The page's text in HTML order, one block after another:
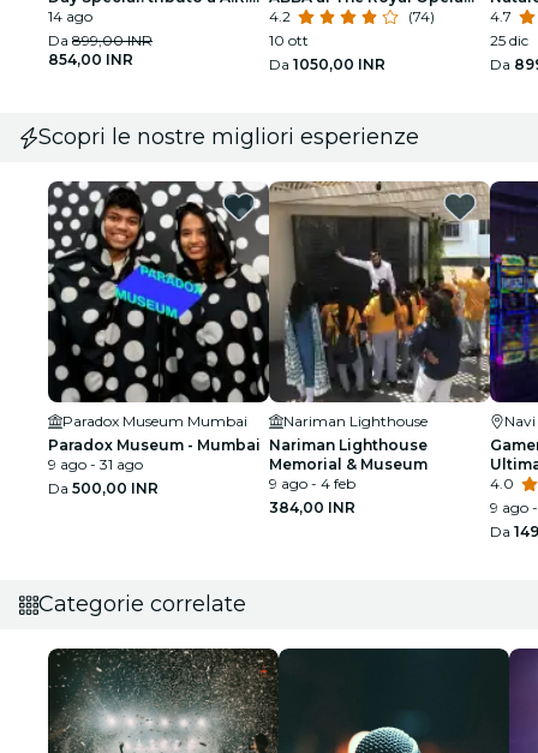
Rahman al Royal Opera
House
14 ago
Da 899,00 INR
854,00 INR
House Mumbai
4.2
(74)
10 ott
Da 1050,00 INR
4.7
25 dic
Da
Scopri le nostre migliori esperienze
Paradox Museum Mumbai
Paradox Museum - Mumbai
9 ago - 31 ago
Da 500,00 INR
Nariman Lighthouse
Nariman Lighthouse
Memorial & Museum
9 ago - 4 feb
384,00 INR
4.0
9 ago
Da
Categorie correlate